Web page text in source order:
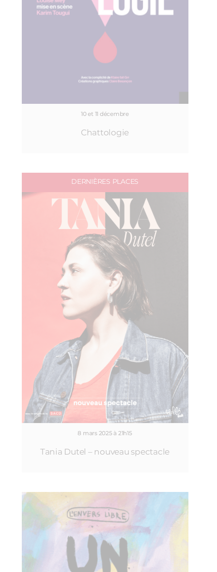
10 et 11 décembre
Chattologie
DERNIÈRES PLACES
8 mars 2025 à 21h15
Tania Dutel – nouveau spectacle